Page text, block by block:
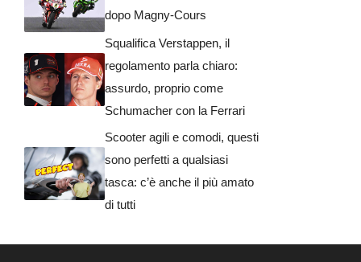
dopo Magny-Cours
Squalifica Verstappen, il
regolamento parla chiaro:
assurdo, proprio come
Schumacher con la Ferrari
Scooter agili e comodi, questi
sono perfetti a qualsiasi
tasca: c’è anche il più amato
di tutti